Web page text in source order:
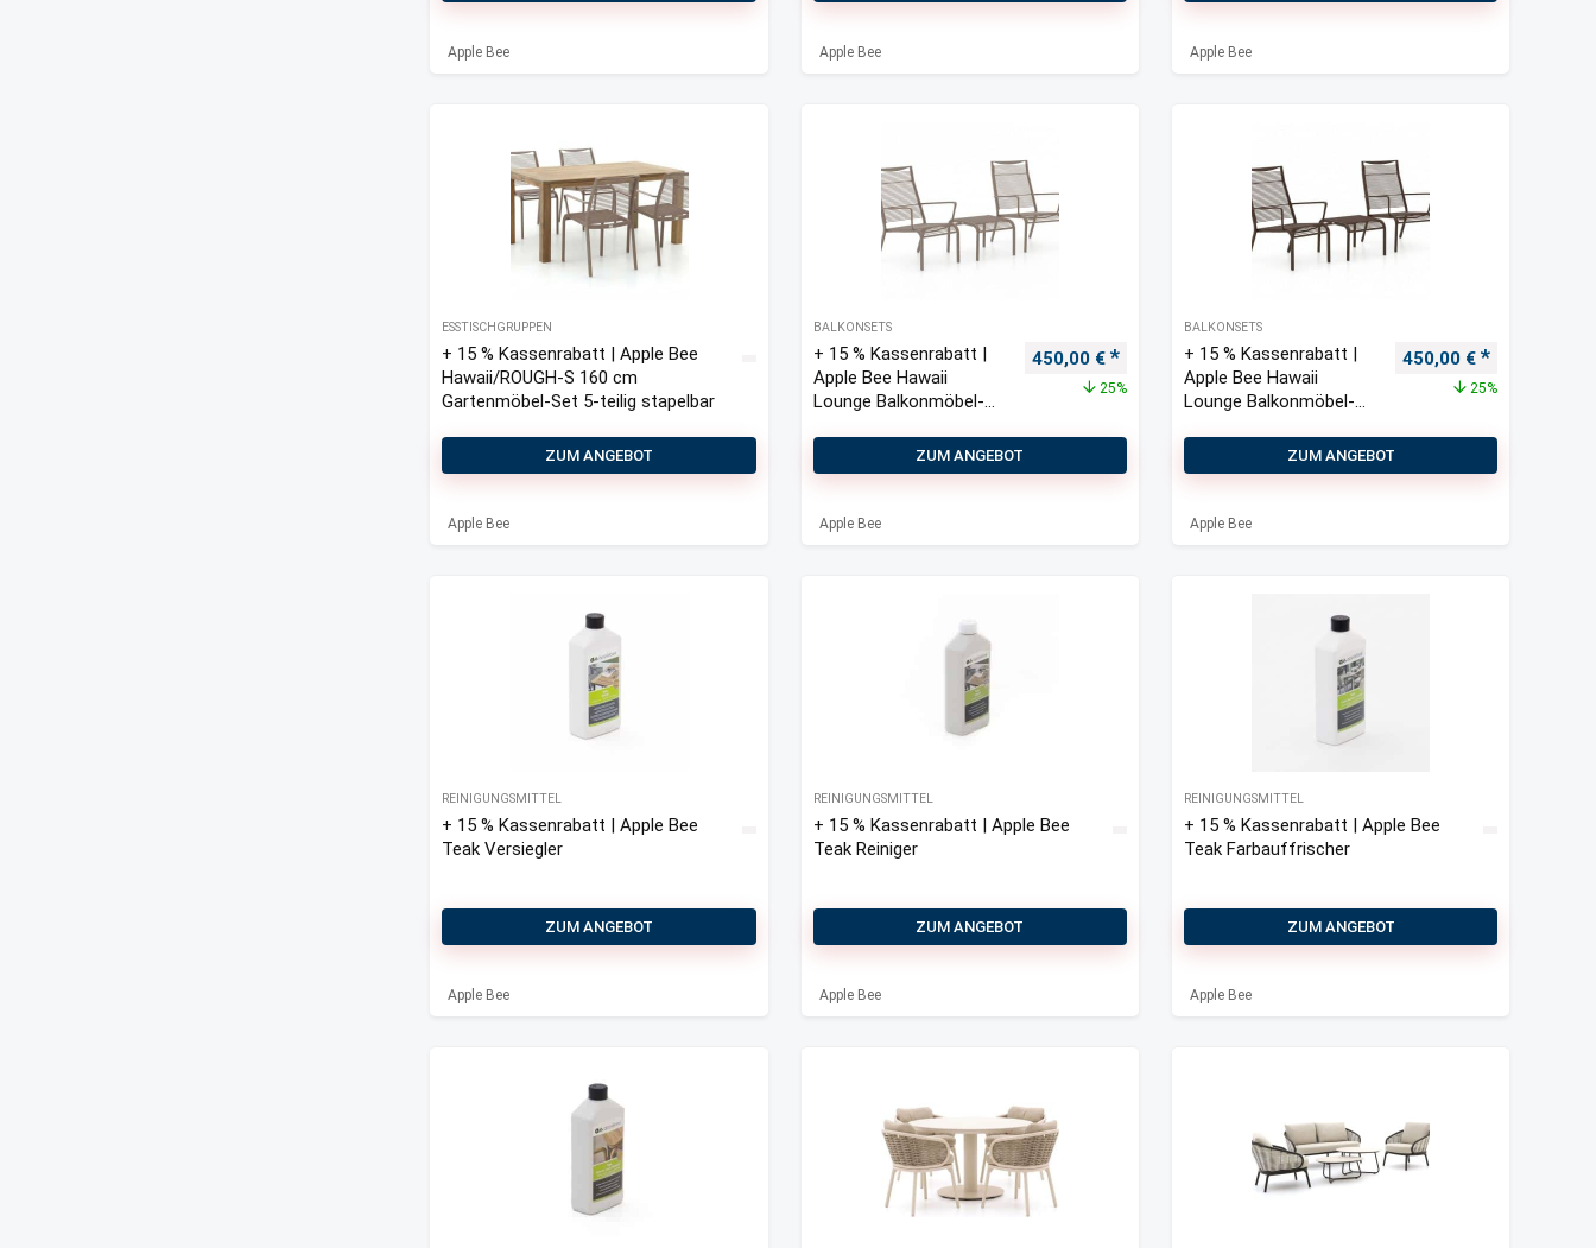
Apple Bee Apple Bee Apple Bee
ESSTISCHGRUPPEN
+ 15 % Kassenrabatt | Apple Bee
Hawaii/ROUGH-S 160 cm
Gartenmöbel-Set 5-teilig stapelbar
ZUM ANGEBOT
Apple Bee
BALKONSETS
+ 15 % Kassenrabatt |
Apple Bee Hawaii
Lounge Balkonmöbel-
Ursprünglicher Preis war: 600,00 €
450,00 € Aktueller Preis ist: 450,00 €.
25%
ZUM ANGEBOT
Apple Bee
BALKONSETS
+ 15 % Kassenrabatt |
Apple Bee Hawaii
Lounge Balkonmöbel-
Ursprünglicher Preis
450,00 € Aktueller
25%
ZUM ANGEBOT
Apple Bee
REINIGUNGSMITTEL
+ 15 % Kassenrabatt | Apple Bee
Teak Versiegler
ZUM ANGEBOT
Apple Bee
REINIGUNGSMITTEL
+ 15 % Kassenrabatt | Apple Bee
Teak Reiniger
ZUM ANGEBOT
Apple Bee
REINIGUNGSMITTEL
+ 15 % Kassenrabatt | Apple Bee
Teak Farbauffrischer
ZUM ANGEBOT
Apple Bee